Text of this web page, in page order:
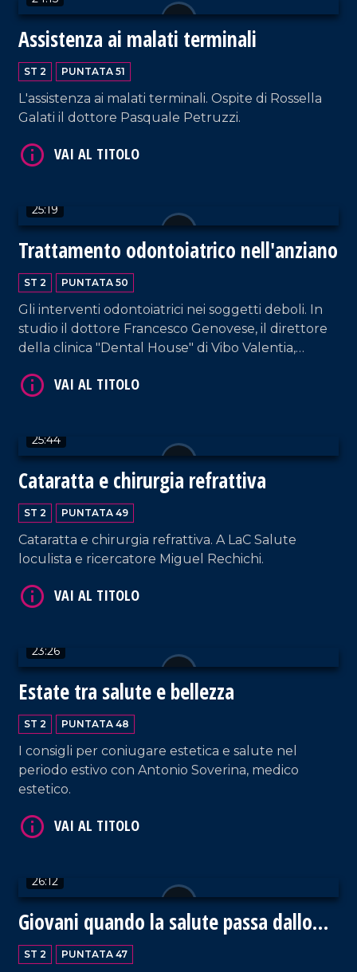
Assistenza ai malati terminali
ST 2 PUNTATA 51
L'assistenza ai malati terminali. Ospite di Rossella
Galati il dottore Pasquale Petruzzi.
25:19
Trattamento odontoiatrico nell'anziano
ST 2 PUNTATA 50
Gli interventi odontoiatrici nei soggetti deboli. In
studio il dottore Francesco Genovese, il direttore
della clinica "Dental House" di Vibo Valentia,
25:44
Cataratta e chirurgia refrattiva
ST 2 PUNTATA 49
Cataratta e chirurgia refrattiva. A LaC Salute
loculista e ricercatore Miguel Rechichi.
23:26
Estate tra salute e bellezza
ST 2 PUNTATA 48
I consigli per coniugare estetica e salute nel
periodo estivo con Antonio Soverina, medico
estetico.
26:12
Giovani quando la salute passa dallo
spirito
ST 2 PUNTATA 47
VAI AL TITOLO
VAI AL TITOLO